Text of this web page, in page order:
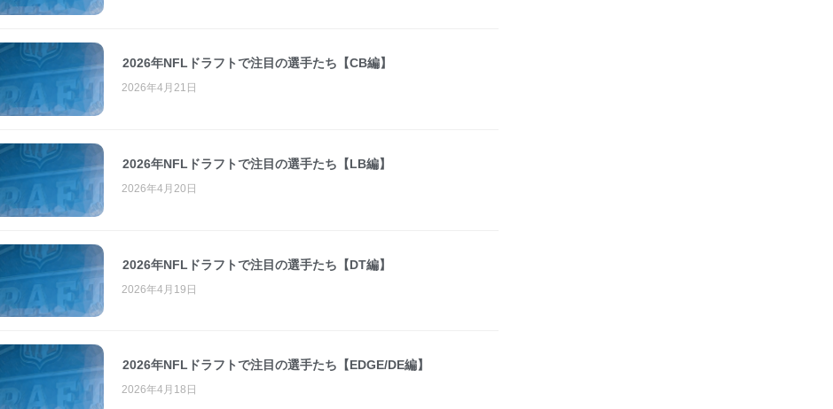
2026年NFLドラフトで注目の選手たち【CB編】
2026年4月21日
2026年NFLドラフトで注目の選手たち【LB編】
2026年4月20日
2026年NFLドラフトで注目の選手たち【DT編】
2026年4月19日
2026年NFLドラフトで注目の選手たち【EDGE/DE編】
2026年4月18日